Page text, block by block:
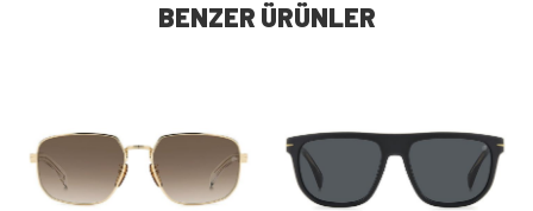
BENZER ÜRÜNLER